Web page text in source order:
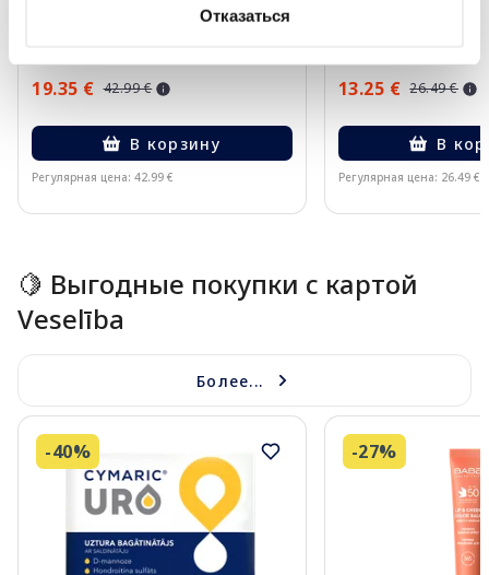
Отказаться
19.35 € 42.99 €
В корзину
Регулярная цена: 42.99 €
13.25 € 26.49 €
В
Регулярная цена: 26.49 €
🍋 Выгодные покупки с картой
Veselība
Более...
-40% -27%